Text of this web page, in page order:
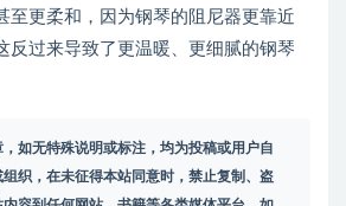
至更柔和，因为钢琴的阻尼器更靠近
反过来导致了更温暖、更细腻的钢琴
如无特殊说明或标注，均为投稿或用户自
织，在未征得本站同意时，禁止复制、盗